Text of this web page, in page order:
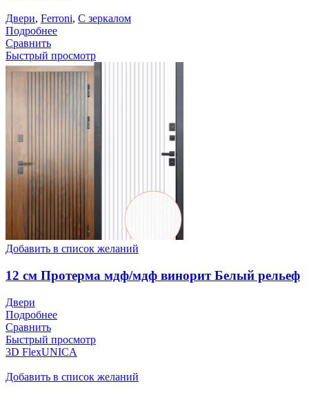
Двери, Ferroni, С зеркалом
Подробнее
Сравнить
Быстрый просмотр
Добавить в список желаний
12 см Протерма мдф/мдф винорит Белый рельеф
Двери
Подробнее
Сравнить
Быстрый просмотр
3D FlexUNICA
Добавить в список желаний